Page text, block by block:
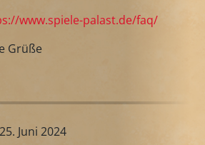
www.spiele-palast.de/faq/
Grüße
Juni 2024